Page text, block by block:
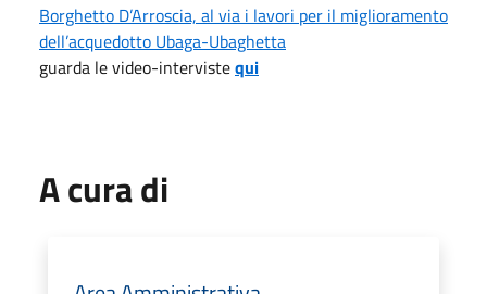
Borghetto D’Arroscia, al via i lavori per il miglioramento
dell’acquedotto Ubaga-Ubaghetta
guarda le video-intervistequi
A cura di